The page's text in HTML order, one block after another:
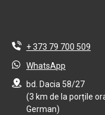
+ 373 79 700 509
WhatsApp
bd. Dacia 58/27
(3 km de la porțile
German)